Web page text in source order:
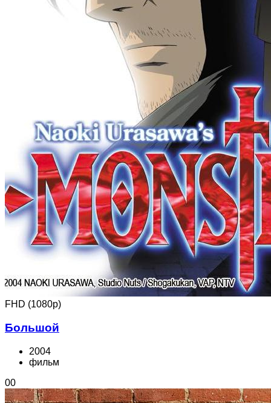
FHD (1080p)
Большой
2004
фильм
00